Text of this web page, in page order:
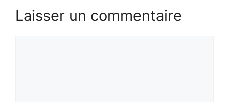
Laisser un commentaire